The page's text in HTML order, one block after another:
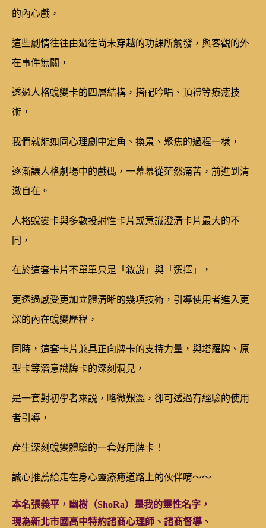
的內心戲，
這些劇情往往由過往尚未穿越的功課所觸發，與客觀的外
在事件無關，
透過人格蛻變卡的四層結構，搭配吟唱、頂禮等療癒技
術，
我們就能如同心理劇中定角、換景、聚焦的過程一樣，
逐漸讓人格劇場中的戲碼，一幕幕從茫然痛苦，前進到清
澈自在。
人格蛻變卡與多數投射性卡片或意識澄清卡片最大的不
同，
在於這套卡片不單單只是「敘說」與「選擇」，
更透過感受更加立體清晰的幾項技術，引導使用者進入更
深的內在蛻變歷程，
同時，這套卡片兼具正向牌卡的支持力量，與塔羅牌、原
型卡等潛意識牌卡的深刻洞見，
是一套對初學者來説，略微艱澀，卻可透過有經驗的使用
者引導，
產生深刻蛻變體驗的一套好用牌卡！
誠心推薦給走在身心靈療癒道路上的伙伴唷～～
本名張義平，幽樹（ShoRa）是我的靈性名字，
現為新北市國高中特約諮商心理師、諮商督導、